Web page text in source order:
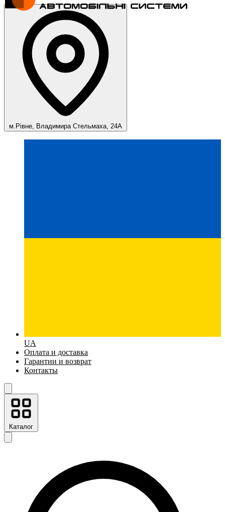
м.Рівне, Владимира Стельмаха, 24А
UA
Оплата и доставка
Гарантии и возврат
Контакты
Каталог